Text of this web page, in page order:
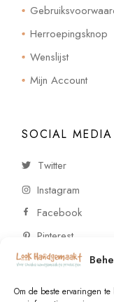
Om de beste ervaringen
Herroepingsknop
Wenslijst
Mijn Account
SOCIAL MEDIA
Twitter
Instagram
Facebook
Pinterest
CONTACT